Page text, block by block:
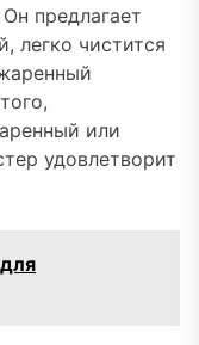
предлагает
легко чистится
или
удовлетворит